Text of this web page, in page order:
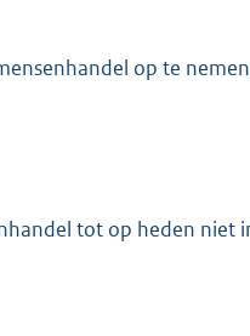
op te
tot op heden niet